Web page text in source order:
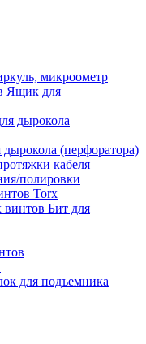
микроометр
Ящик для
дырокола (перфоратора)
кабеля
полировки
Torx
Бит для
для подъемника